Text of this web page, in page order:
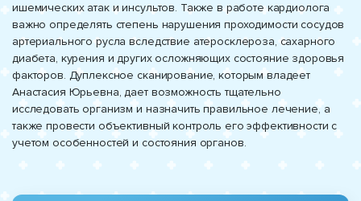
ишемических атак и инсультов. Также в работе кардиолога
важно определять степень нарушения проходимости сосудов
артериального русла вследствие атеросклероза, сахарного
диабета, курения и других осложняющих состояние здоровья
факторов. Дуплексное сканирование, которым владеет
Анастасия Юрьевна, дает возможность тщательно
исследовать организм и назначить правильное лечение, а
также провести объективный контроль его эффективности с
учетом особенностей и состояния органов.